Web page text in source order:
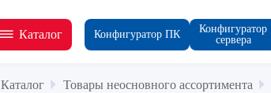
Каталог Конфигуратор ПК
Конфигуратор
сервера
Каталог Товары неосновного ассортимента